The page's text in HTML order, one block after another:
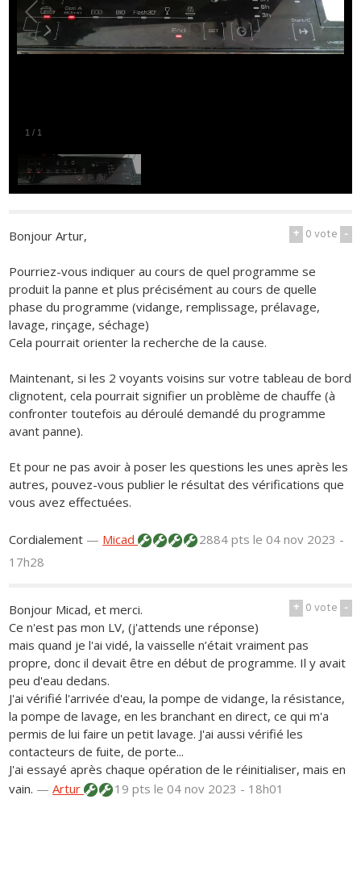
1 / 1
+ 0vote -
Bonjour Artur,
Pourriez-vous indiquer au cours de quel programme se
produit la panne et plus précisément au cours de quelle
phase du programme (vidange, remplissage, prélavage,
lavage, rinçage, séchage)
Cela pourrait orienter la recherche de la cause.
Maintenant, si les 2 voyants voisins sur votre tableau de bord
clignotent, cela pourrait signifier un problème de chauffe (à
confronter toutefois au déroulé demandé du programme
avant panne).
Et pour ne pas avoir à poser les questions les unes après les
autres, pouvez-vous publier le résultat des vérifications que
vous avez effectuées.
Cordialement — Micad 2884 ptsle 04 nov 2023 -
17h28
+ 0vote -
Bonjour Micad, et merci.
Ce n'est pas mon LV, (j'attends une réponse)
mais quand je l'ai vidé, la vaisselle n’était vraiment pas
propre, donc il devait être en début de programme. Il y avait
peu d'eau dedans.
J'ai vérifié l'arrivée d'eau, la pompe de vidange, la résistance,
la pompe de lavage, en les branchant en direct, ce qui m'a
permis de lui faire un petit lavage. J'ai aussi vérifié les
contacteurs de fuite, de porte...
J'ai essayé après chaque opération de le réinitialiser, mais en
vain. —Artur 19 ptsle 04 nov 2023 - 18h01